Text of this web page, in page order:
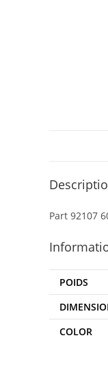
Part 92107
POIDS
COLOR